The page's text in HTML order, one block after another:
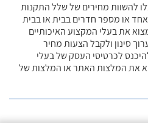
להשוות מחירים של שלל התקנות
או מספר חדרים בבית או בבית
את בעלי המקצוע האיכותיים
סינון ולקבל הצעות מחיר
לכרטיסי העסק של בעלי
את המלצות האתר או המלצות של